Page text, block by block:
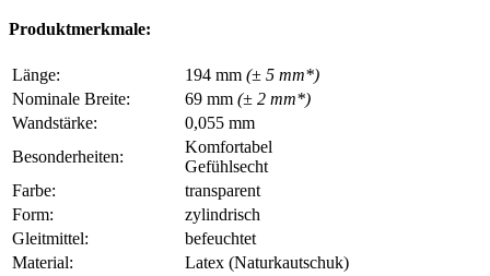
Produktmerkmale:
Länge: 194 mm (± 5 mm*)
Nominale Breite:
69 mm (± 2 mm*)
Wandstärke:
0,055 mm
Besonderheiten:
Komfortabel
Gefühlsecht
Farbe:
transparent
Form:
zylindrisch
Gleitmittel:
befeuchtet
Material:
Latex (Naturkautschuk)